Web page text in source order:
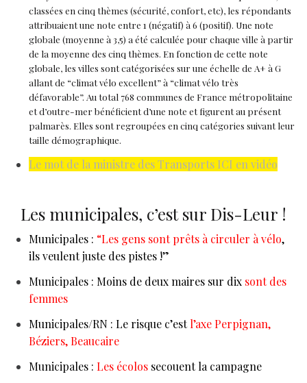
classées en cinq thèmes (sécurité, confort, etc), les répondants
attribuaient une note entre 1 (négatif) à 6 (positif). Une note
globale (moyenne à 3,5) a été calculée pour chaque ville à partir
de la moyenne des cinq thèmes. En fonction de cette note
globale, les villes sont catégorisées sur une échelle de A+ à G
allant de “climat vélo excellent” à “climat vélo très
défavorable”. Au total 768 communes de France métropolitaine
et d’outre-mer bénéficient d’une note et figurent au présent
palmarès. Elles sont regroupées en cinq catégories suivant leur
taille démographique.
Le mot de la ministre des Transports ICI en vidéo
Les municipales, c’est sur Dis-Leur !
Municipales : “Les gens sont prêts à circuler à vélo,
ils veulent juste des pistes !”
Municipales : Moins de deux maires sur dix sont des
femmes
Municipales/RN : Le risque c’estl’axe Perpignan,
Béziers, Beaucaire
Municipales : Les écolos secouent la campagne